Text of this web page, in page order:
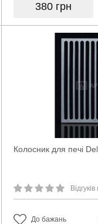
380 грн
Колосник для печі
До бажань